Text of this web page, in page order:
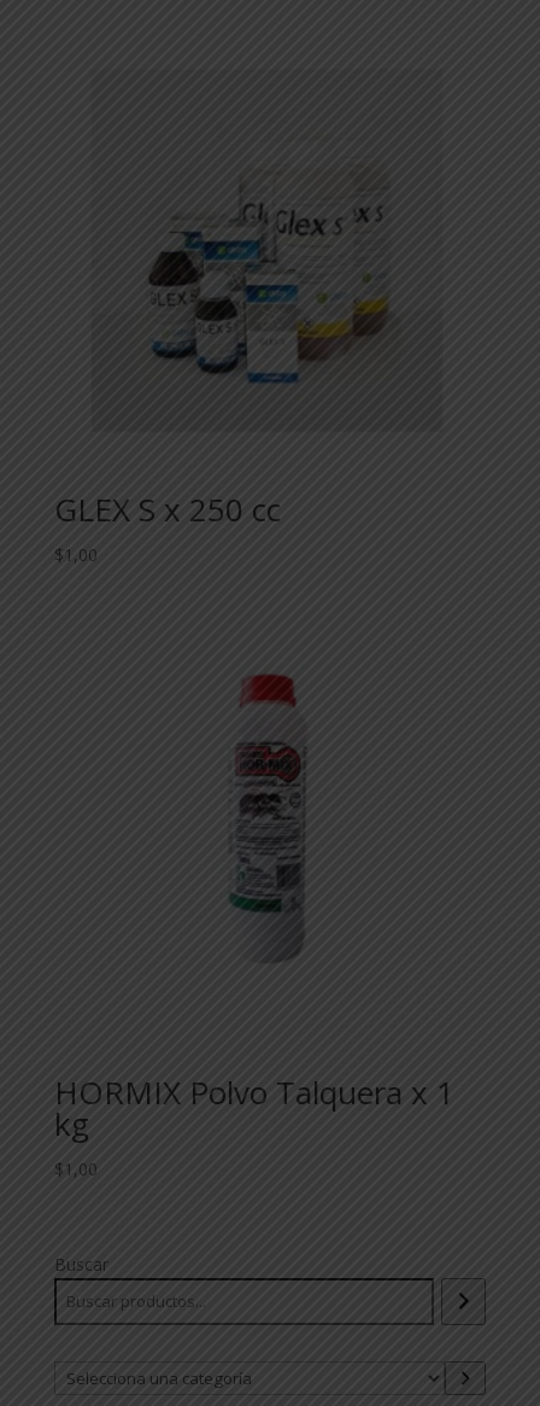
GLEX S x 250 cc
$1,00
HORMIX Polvo Talquera x 1
kg
$ 1,00
Buscar
Selecciona